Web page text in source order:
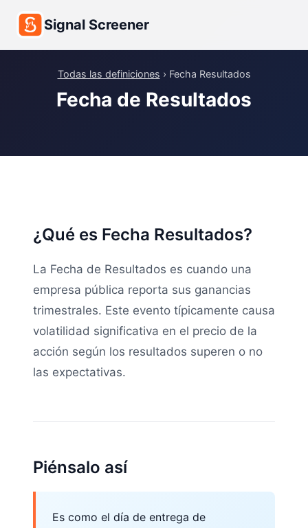
Signal Screener
Todas las definiciones › Fecha Resultados
Fecha de Resultados
¿Qué es Fecha Resultados?
La Fecha de Resultados es cuando una
empresa pública reporta sus ganancias
trimestrales. Este evento típicamente causa
volatilidad significativa en el precio de la
acción según los resultados superen o no
las expectativas.
Piénsalo así
Es como el día de entrega de